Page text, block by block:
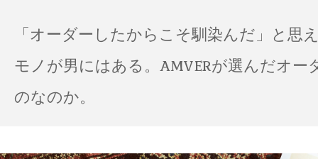
「オーダーしたからこそ馴染んだ」と思
モノが男にはある。AMVERが選んだオー
のなのか。